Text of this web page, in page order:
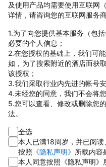
及使用产品均需要使用互联网
详情，请咨询您的互联网服务
1.为了向您提供基本服务（包
必要的个人信息；
2.在您授权的基础上，我们可
如，为了搜索附近的酒店而获
该授权；
3.我们采取行业内先进的帐号
4.未经您的同意，我们不会将
5.您可以查看、修改或删除您
法。
全选
本人已满18周岁，并已阅
按照 《隐私声明》 所载内容
本人同意按照《隐私声明